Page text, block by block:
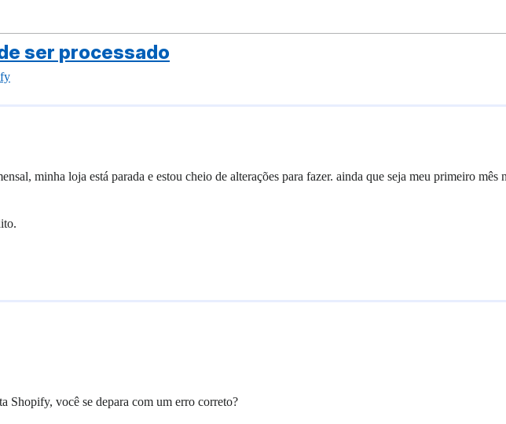
ser processado
minha loja está parada e estou cheio de alterações para fazer. ainda que seja meu primeiro mês
Shopify, você se depara com um erro correto?